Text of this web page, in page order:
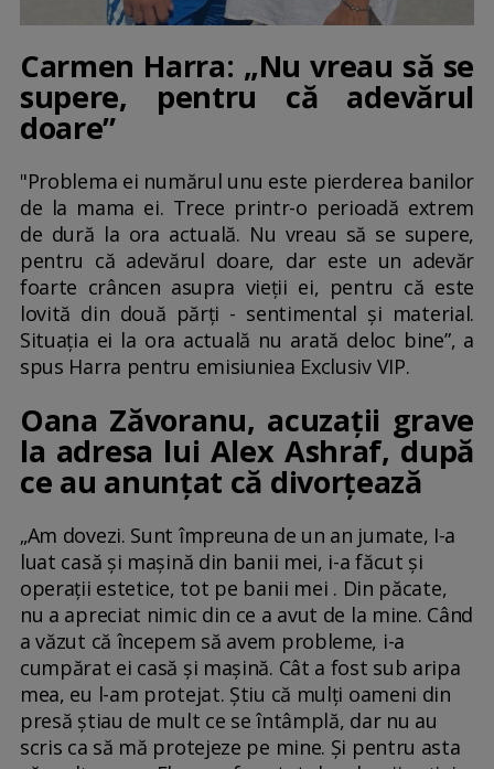
Carmen Harra: „Nu vreau să se
supere, pentru că adevărul
doare”
"Problema ei numărul unu este pierderea banilor
de la mama ei. Trece printr-o perioadă extrem
de dură la ora actuală. Nu vreau să se supere,
pentru că adevărul doare, dar este un adevăr
foarte crâncen asupra vieții ei, pentru că este
lovită din două părți - sentimental și material.
Situația ei la ora actuală nu arată deloc bine”, a
spus Harra pentru emisiuniea Exclusiv VIP.
Oana Zăvoranu, acuzații grave
la adresa lui Alex Ashraf, după
ce au anunțat că divorțează
„Am dovezi. Sunt împreuna de un an jumate, I-a
luat casă și mașină din banii mei, i-a făcut și
operații estetice, tot pe banii mei . Din păcate,
nu a apreciat nimic din ce a avut de la mine. Când
a văzut că începem să avem probleme, i-a
cumpărat ei casă și mașină. Cât a fost sub aripa
mea, eu l-am protejat. Știu că mulți oameni din
presă știau de mult ce se întâmplă, dar nu au
scris ca să mă protejeze pe mine. Și pentru asta